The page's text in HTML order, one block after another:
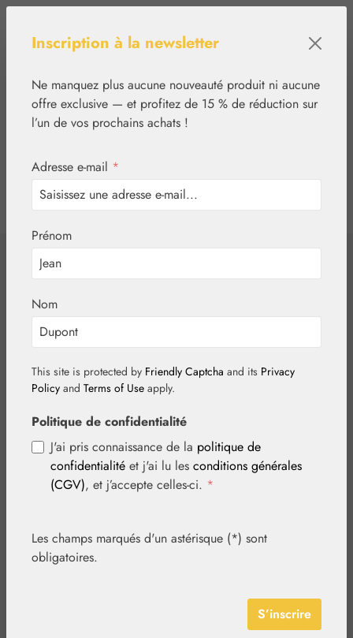
tcinn-a11y-toolbar.show
Huile d'aiguilles de
sapin noble
Ignorer la galerie d'images
Inscription à la newsletter
Ne manquez plus aucune nouveauté produit ni aucune
offre exclusive — et profitez de 15 % de réduction sur
l’un de vos prochains achats !
Adresse e-mail *
Prénom
Nom
This site is protected by Friendly Captcha and its Privacy
Policy and Terms of Use apply.
Politique de confidentialité
J'ai pris connaissance de la politique de
confidentialité et j'ai lu les conditions générales
(CGV), et j’accepte celles-ci. *
Les champs marqués d'un astérisque (*) sont
obligatoires.
S’inscrire